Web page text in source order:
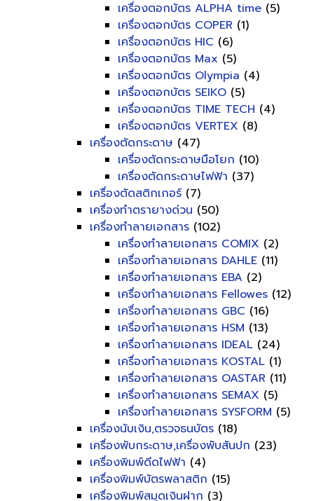
เครื่องตอกบัตร ALPHA time (5)
เครื่องตอกบัตร COPER (1)
เครื่องตอกบัตร HIC (6)
เครื่องตอกบัตร Max (5)
เครื่องตอกบัตร Olympia (4)
เครื่องตอกบัตร SEIKO (5)
เครื่องตอกบัตร TIME TECH (4)
เครื่องตอกบัตร VERTEX (8)
เครื่องตัดกระดาษ (47)
เครื่องตัดกระดาษมือโยก (10)
เครื่องตัดกระดาษไฟฟ้า (37)
เครื่องตัดสติกเกอร์ (7)
เครื่องทำตรายางด่วน (50)
เครื่องทำลายเอกสาร (102)
เครื่องทำลายเอกสาร COMIX (2)
เครื่องทำลายเอกสาร DAHLE (11)
เครื่องทำลายเอกสาร EBA (2)
เครื่องทำลายเอกสาร Fellowes (12)
เครื่องทำลายเอกสาร GBC (16)
เครื่องทำลายเอกสาร HSM (13)
เครื่องทำลายเอกสาร IDEAL (24)
เครื่องทำลายเอกสาร KOSTAL (1)
เครื่องทำลายเอกสาร OASTAR (11)
เครื่องทำลายเอกสาร SEMAX (5)
เครื่องทำลายเอกสาร SYSFORM (5)
เครื่องนับเงิน,ตรวจธนบัตร (18)
เครื่องพับกระดาษ,เครื่องพับสันปก (23)
เครื่องพิมพ์ดีดไฟฟ้า (4)
เครื่องพิมพ์บัตรพลาสติก (15)
เครื่องพิมพ์สมุดเงินฝาก (3)